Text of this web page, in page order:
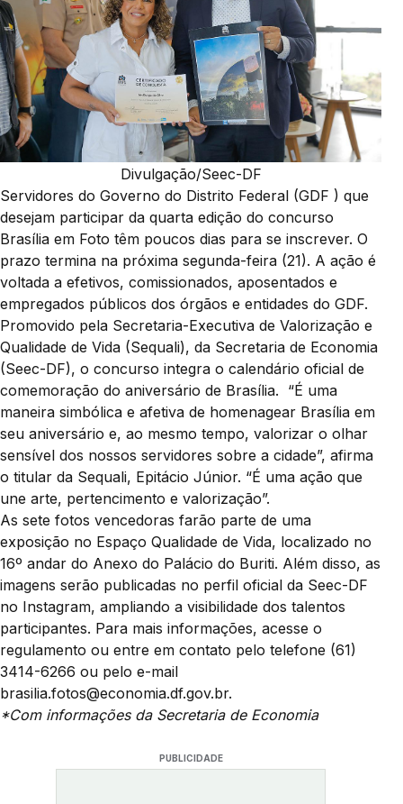
Divulgação/Seec-DF
Servidores do Governo do Distrito Federal (GDF ) que
desejam participar da quarta edição do concurso
Brasília em Foto têm poucos dias para se inscrever. O
prazo termina na próxima segunda-feira (21). A ação é
voltada a efetivos, comissionados, aposentados e
empregados públicos dos órgãos e entidades do GDF.
Promovido pela Secretaria-Executiva de Valorização e
Qualidade de Vida (Sequali), da Secretaria de Economia
(Seec-DF), o concurso integra o calendário oficial de
comemoração do aniversário de Brasília. “É uma
maneira simbólica e afetiva de homenagear Brasília em
seu aniversário e, ao mesmo tempo, valorizar o olhar
sensível dos nossos servidores sobre a cidade”, afirma
o titular da Sequali, Epitácio Júnior. “É uma ação que
une arte, pertencimento e valorização”.
As sete fotos vencedoras farão parte de uma
exposição no Espaço Qualidade de Vida, localizado no
16º andar do Anexo do Palácio do Buriti. Além disso, as
imagens serão publicadas no perfil oficial da Seec-DF
no Instagram, ampliando a visibilidade dos talentos
participantes. Para mais informações, acesse o
regulamento ou entre em contato pelo telefone (61)
3414-6266 ou pelo e-mail
brasilia.fotos@economia.df.gov.br.
*Com informações da Secretaria de Economia
PUBLICIDADE